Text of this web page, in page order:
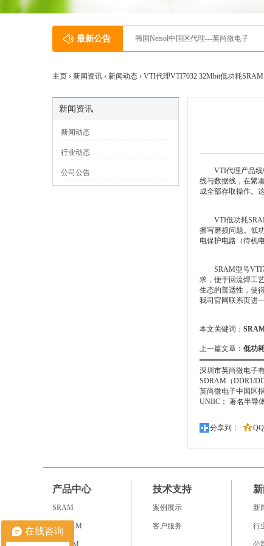
最新公告 韩国Netsol中国区代理---英尚微电子
主页 › 新闻资讯 › 新闻动态 › VTI代理VTI7032 32Mbit低功耗SRAM
新闻资讯
新闻动态
行业动态
公司公告
VTI代理产品线中
线与数据线，在紧
成全部存取操作。
VTI低功耗SRAM
擦写磨损问题。低
电保护电路（待机
SRAM型号
求，便于回流焊工
生态的普适性，使
我司官网联系页进
本文关键词：
上一篇文章： 低功
深圳市英尚微电子
SDRAM（DDR1/
英尚微电子中国区
UNIIC ； 著名半导
分享到：
产品中心
SRAM
NV RAM
SDRAM
技术支持
案例展示
客户服务
新
行
公
在线咨询